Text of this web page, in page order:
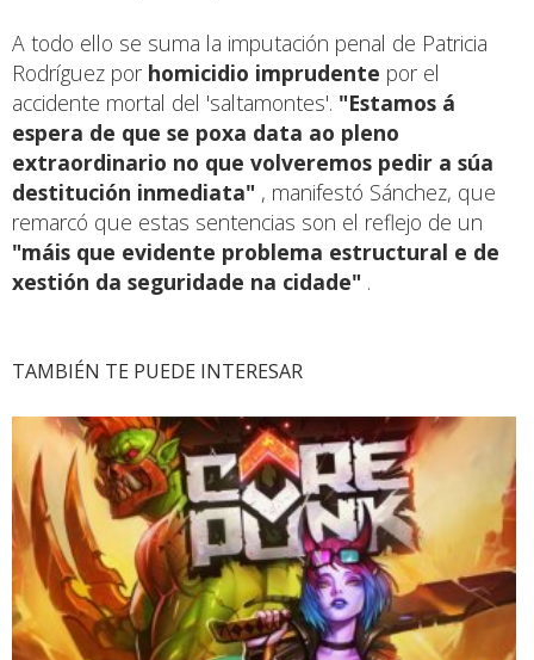
A todo ello se suma la imputación penal de Patricia
Rodríguez por homicidio imprudente por el
accidente mortal del 'saltamontes'. "Estamos á
espera de que se poxa data ao pleno
extraordinario no que volveremos pedir a súa
destitución inmediata" , manifestó Sánchez, que
remarcó que estas sentencias son el reflejo de un
"máis que evidente problema estructural e de
xestión da seguridade na cidade" .
TAMBIÉN TE PUEDE INTERESAR